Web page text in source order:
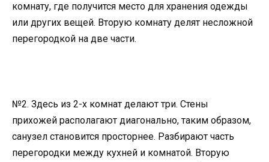
комнату, где получится место для хранения одежды
или других вещей. Вторую комнату делят несложной
перегородкой на две части.
№2. Здесь из 2-х комнат делают три. Стены
прихожей располагают диагонально, таким образом,
санузел становится просторнее. Разбирают часть
перегородки между кухней и комнатой. Вторую